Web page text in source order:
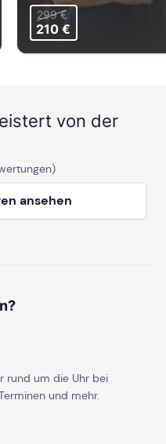
299 €
210 €
von der
ansehen
rund um die Uhr bei
und mehr.